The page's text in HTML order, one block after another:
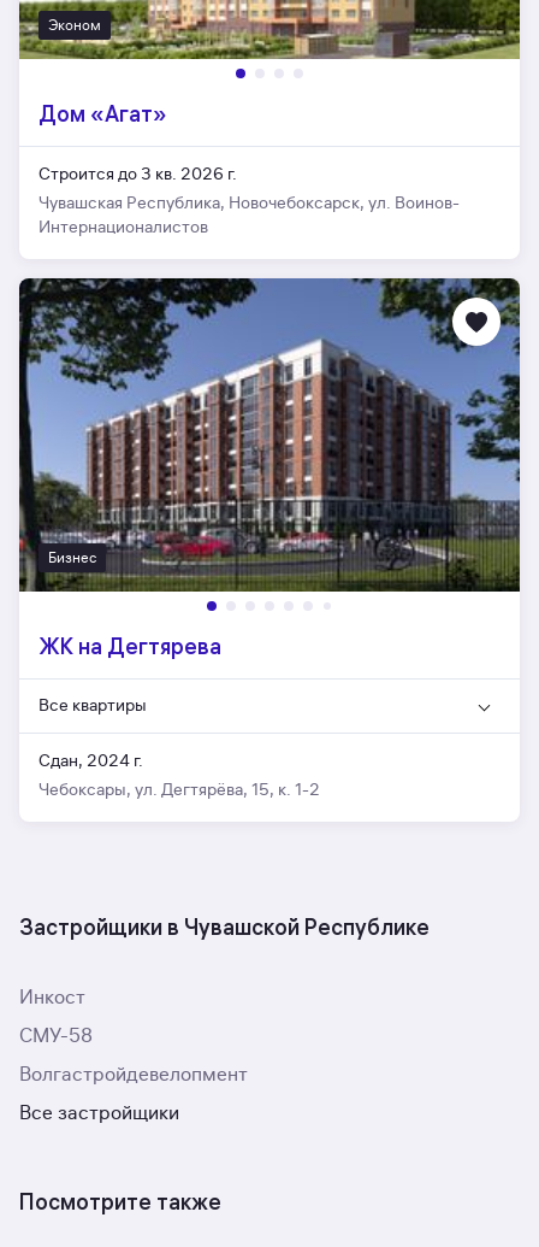
Эконом
Дом «Агат»
Строится до 3 кв. 2026 г.
Чувашская Республика, Новочебоксарск, ул. Воинов-
Интернационалистов
Бизнес
ЖК на Дегтярева
Все квартиры
Сдан, 2024 г.
Чебоксары, ул. Дегтярёва, 15, к. 1-2
Застройщики в Чувашской Республике
Инкост
СМУ-58
Волгастройдевелопмент
Все застройщики
Посмотрите также